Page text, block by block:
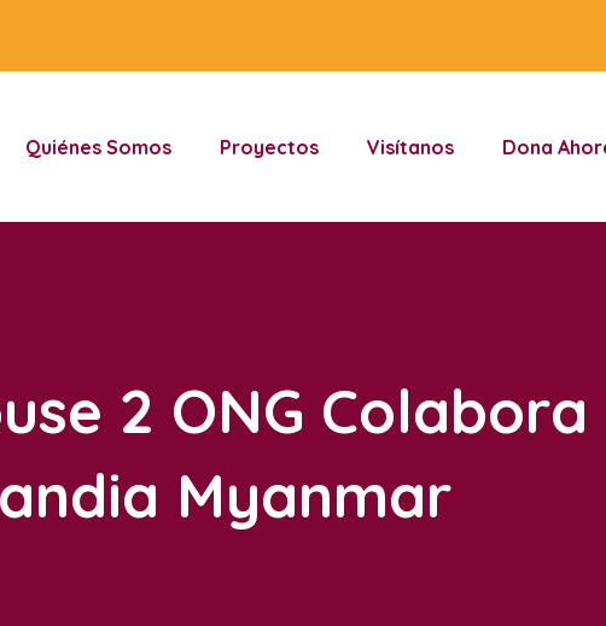
Quiénes Somos Proyectos Visítanos Dona
2 ONG
Myanmar